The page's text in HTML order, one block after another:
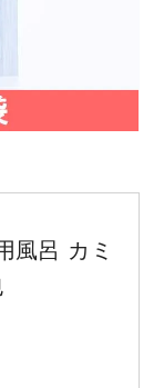
風呂 カミ